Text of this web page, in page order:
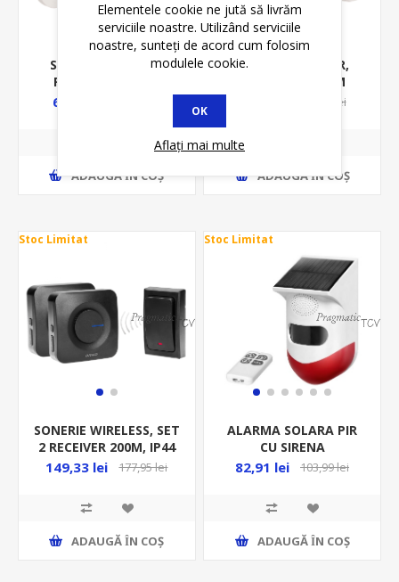
SONERIE FARA FIR,
FADO DC, SISTEM
INVATARE, 240V, OR-
69,04 lei
ADAUGĂ ȊN COŞ
SONERIE FARA FIR,
FADO DC, SISTEM
INVATARE, OR-DB-KF-
63,75 lei
ADAUGĂ ȊN COŞ
Stoc Limitat
SONERIE WIRELESS, SET
2 RECEIVER 200M, IP44
230V 36 MELODII,
149,33 lei 177,95 lei
ADAUGĂ ȊN COŞ
Stoc Limitat
ALARMA SOLARA PIR
CU SIRENA
INCORPORATA, WI-FI SI
82,91 lei 103,99 lei
ADAUGĂ ȊN COŞ
Elementele cookie ne jută să livrăm
serviciile noastre. Utilizând serviciile
noastre, sunteți de acord cum folosim
modulele cookie.
OK
Aflați mai multe